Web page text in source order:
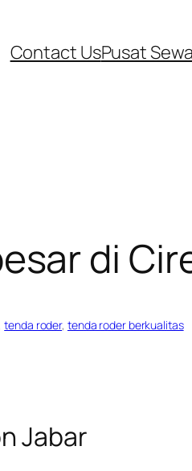
Contact UsPusat
di
tenda roder, tenda roder berkualitas
Jabar